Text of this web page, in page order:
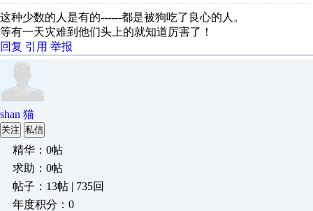
这种少数的人是有的------都是被狗吃了良心的人。
等有一天灾难到他们头上的就知道厉害了！
回复 引用 举报
shan 猫
关注 私信
精华：0帖
求助：0帖
帖子：13帖 | 735回
年度积分：0